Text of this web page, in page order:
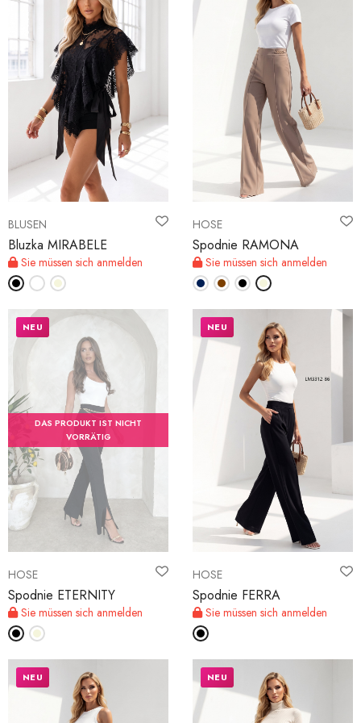
BLUSEN
Bluzka MIRABELE
Sie müssen sich anmelden
HOSE
Spodnie RAMONA
Sie müssen sich anmelden
DAS PRODUKT IST NICHT
VORRÄTIG
HOSE
Spodnie ETERNITY
Sie müssen sich anmelden
NEU
HOSE
Spodnie FERRA
Sie müssen sich anmelden
NEU
NEU NEU